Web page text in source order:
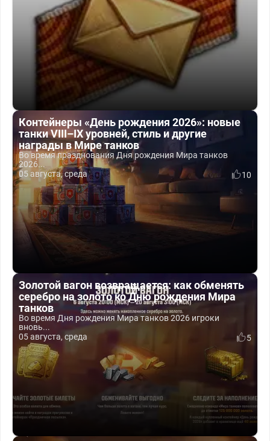
Контейнеры «День рождения 2026»: новые
танки VIII–IX уровней, стиль и другие
награды в Мире танков
Во время празднования Дня рождения Мира танков
2026...
05 августа, среда
10
Золотой вагон возвращается: как обменять
серебро на золото ко Дню рождения Мира
танков
Во время Дня рождения Мира танков 2026 игроки
вновь...
05 августа, среда
5